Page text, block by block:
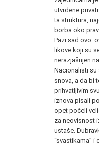
utvrđene
ta struktura,
borba oko
Pazi sad ovo:
likove koji su
nerazjašnjen
Nacionalisti su
snova, a da bi
prihvatljivim
iznova pisali
opet počeli
za neovisnost
ustaše.
“svastikama” i